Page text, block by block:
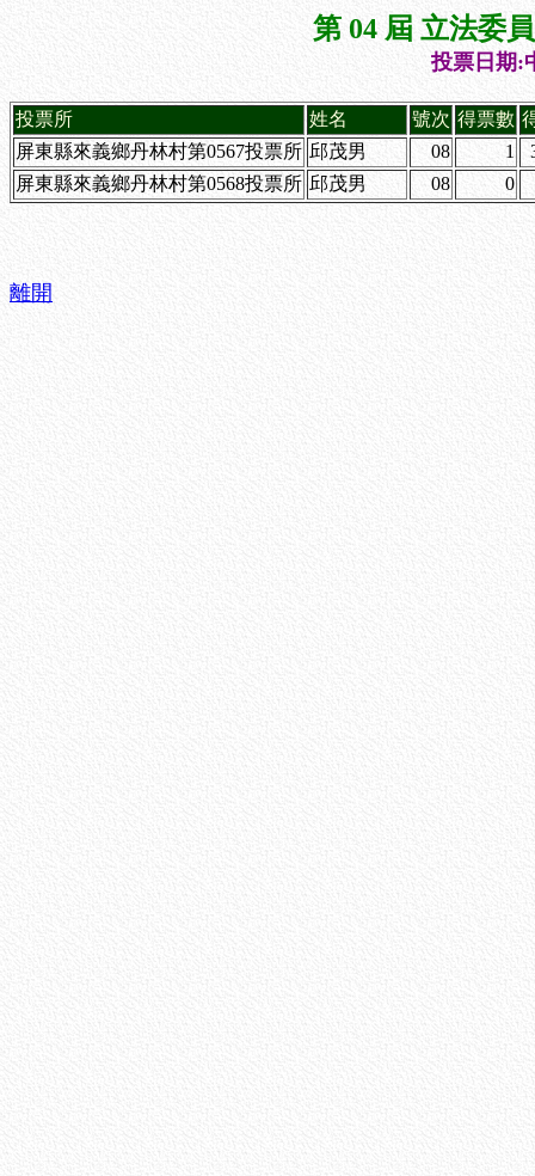
第 04 屆 立法委
投票日期:
投票所 姓名 號次 得票數
屏東縣來義鄉丹林村第0567投票所 邱茂男 08 1
屏東縣來義鄉丹林村第0568投票所 邱茂男 08 0
離開